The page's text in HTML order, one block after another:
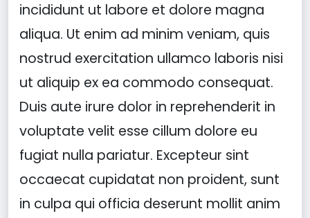
incididunt ut labore et dolore magna
aliqua. Ut enim ad minim veniam, quis
nostrud exercitation ullamco laboris nisi
ut aliquip ex ea commodo consequat.
Duis aute irure dolor in reprehenderit in
voluptate velit esse cillum dolore eu
fugiat nulla pariatur. Excepteur sint
occaecat cupidatat non proident, sunt
in culpa qui officia deserunt mollit anim